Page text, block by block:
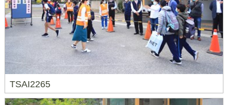
TSAI2265